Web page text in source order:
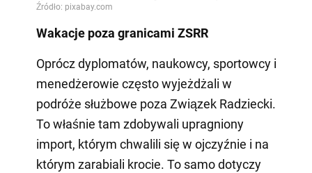
Wakacje poza granicami ZSRR
Oprócz dyplomatów, naukowcy, sportowcy i
menedżerowie często wyjeżdżali w
podróże służbowe poza Związek Radziecki.
To właśnie tam zdobywali upragniony
import, którym chwalili się w ojczyźnie i na
którym zarabiali krocie. To samo dotyczy